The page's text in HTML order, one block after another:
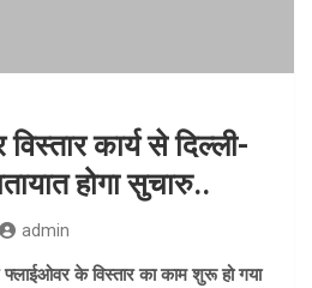
कार्य से दिल्ली-
होगा सुचारु..
admin
फ्लाईओवर के विस्तार का काम शुरू हो गया